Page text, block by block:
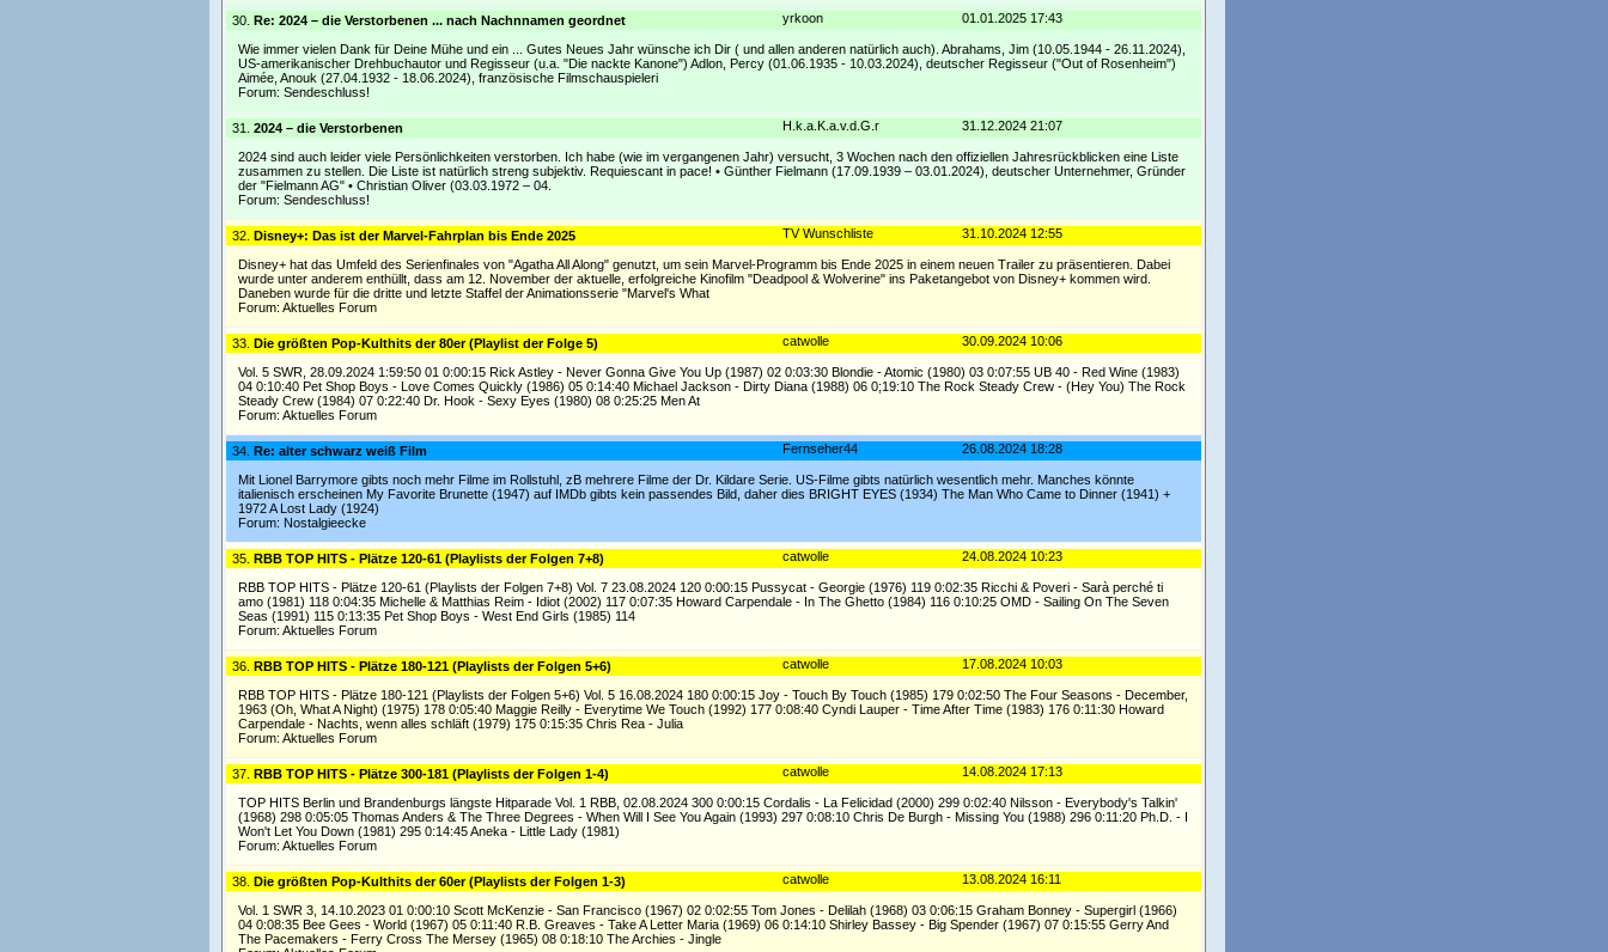
01.01.2025 17:43
yrkoon
30. Re: 2024 – die Verstorbenen ... nach Nachnnamen geordnet
Wie immer vielen Dank für Deine Mühe und ein ... Gutes Neues Jahr wünsche ich Dir ( und allen anderen natürlich auch). Abrahams, Jim (10.05.1944 - 26.11.2024),
US-amerikanischer Drehbuchautor und Regisseur (u.a. "Die nackte Kanone") Adlon, Percy (01.06.1935 - 10.03.2024), deutscher Regisseur ("Out of Rosenheim")
Aimée, Anouk (27.04.1932 - 18.06.2024), französische Filmschauspieleri
Forum: Sendeschluss!
31.12.2024 21:07
H.k.a.K.a.v.d.G.r
31. 2024 – die Verstorbenen
2024 sind auch leider viele Persönlichkeiten verstorben. Ich habe (wie im vergangenen Jahr) versucht, 3 Wochen nach den offiziellen Jahresrückblicken eine Liste
zusammen zu stellen. Die Liste ist natürlich streng subjektiv. Requiescant in pace! • Günther Fielmann (17.09.1939 – 03.01.2024), deutscher Unternehmer, Gründer
der "Fielmann AG" • Christian Oliver (03.03.1972 – 04.
Forum: Sendeschluss!
31.10.2024 12:55
TV Wunschliste
32. Disney+: Das ist der Marvel-Fahrplan bis Ende 2025
Disney+ hat das Umfeld des Serienfinales von "Agatha All Along" genutzt, um sein Marvel-Programm bis Ende 2025 in einem neuen Trailer zu präsentieren. Dabei
wurde unter anderem enthüllt, dass am 12. November der aktuelle, erfolgreiche Kinofilm "Deadpool & Wolverine" ins Paketangebot von Disney+ kommen wird.
Daneben wurde für die dritte und letzte Staffel der Animationsserie "Marvel's What
Forum: Aktuelles Forum
30.09.2024 10:06
catwolle
33. Die größten Pop-Kulthits der 80er (Playlist der Folge 5)
Vol. 5 SWR, 28.09.2024 1:59:50 01 0:00:15 Rick Astley - Never Gonna Give You Up (1987) 02 0:03:30 Blondie - Atomic (1980) 03 0:07:55 UB 40 - Red Wine (1983)
04 0:10:40 Pet Shop Boys - Love Comes Quickly (1986) 05 0:14:40 Michael Jackson - Dirty Diana (1988) 06 0;19:10 The Rock Steady Crew - (Hey You) The Rock
Steady Crew (1984) 07 0:22:40 Dr. Hook - Sexy Eyes (1980) 08 0:25:25 Men At
Forum: Aktuelles Forum
26.08.2024 18:28
Fernseher44
34. Re: alter schwarz weiß Film
Mit Lionel Barrymore gibts noch mehr Filme im Rollstuhl, zB mehrere Filme der Dr. Kildare Serie. US-Filme gibts natürlich wesentlich mehr. Manches könnte
italienisch erscheinen My Favorite Brunette (1947) auf IMDb gibts kein passendes Bild, daher dies BRIGHT EYES (1934) The Man Who Came to Dinner (1941) +
1972 A Lost Lady (1924)
Forum: Nostalgieecke
24.08.2024 10:23
catwolle
35. RBB TOP HITS - Plätze 120-61 (Playlists der Folgen 7+8)
RBB TOP HITS - Plätze 120-61 (Playlists der Folgen 7+8) Vol. 7 23.08.2024 120 0:00:15 Pussycat - Georgie (1976) 119 0:02:35 Ricchi & Poveri - Sarà perché ti
amo (1981) 118 0:04:35 Michelle & Matthias Reim - Idiot (2002) 117 0:07:35 Howard Carpendale - In The Ghetto (1984) 116 0:10:25 OMD - Sailing On The Seven
Seas (1991) 115 0:13:35 Pet Shop Boys - West End Girls (1985) 114
Forum: Aktuelles Forum
17.08.2024 10:03
catwolle
36. RBB TOP HITS - Plätze 180-121 (Playlists der Folgen 5+6)
RBB TOP HITS - Plätze 180-121 (Playlists der Folgen 5+6) Vol. 5 16.08.2024 180 0:00:15 Joy - Touch By Touch (1985) 179 0:02:50 The Four Seasons - December,
1963 (Oh, What A Night) (1975) 178 0:05:40 Maggie Reilly - Everytime We Touch (1992) 177 0:08:40 Cyndi Lauper - Time After Time (1983) 176 0:11:30 Howard
Carpendale - Nachts, wenn alles schläft (1979) 175 0:15:35 Chris Rea - Julia
Forum: Aktuelles Forum
14.08.2024 17:13
catwolle
37. RBB TOP HITS - Plätze 300-181 (Playlists der Folgen 1-4)
TOP HITS Berlin und Brandenburgs längste Hitparade Vol. 1 RBB, 02.08.2024 300 0:00:15 Cordalis - La Felicidad (2000) 299 0:02:40 Nilsson - Everybody's Talkin'
(1968) 298 0:05:05 Thomas Anders & The Three Degrees - When Will I See You Again (1993) 297 0:08:10 Chris De Burgh - Missing You (1988) 296 0:11:20 Ph.D. - I
Won't Let You Down (1981) 295 0:14:45 Aneka - Little Lady (1981)
Forum: Aktuelles Forum
13.08.2024 16:11
catwolle
38. Die größten Pop-Kulthits der 60er (Playlists der Folgen 1-3)
Vol. 1 SWR 3, 14.10.2023 01 0:00:10 Scott McKenzie - San Francisco (1967) 02 0:02:55 Tom Jones - Delilah (1968) 03 0:06:15 Graham Bonney - Supergirl (1966)
04 0:08:35 Bee Gees - World (1967) 05 0:11:40 R.B. Greaves - Take A Letter Maria (1969) 06 0:14:10 Shirley Bassey - Big Spender (1967) 07 0:15:55 Gerry And
The Pacemakers - Ferry Cross The Mersey (1965) 08 0:18:10 The Archies - Jingle